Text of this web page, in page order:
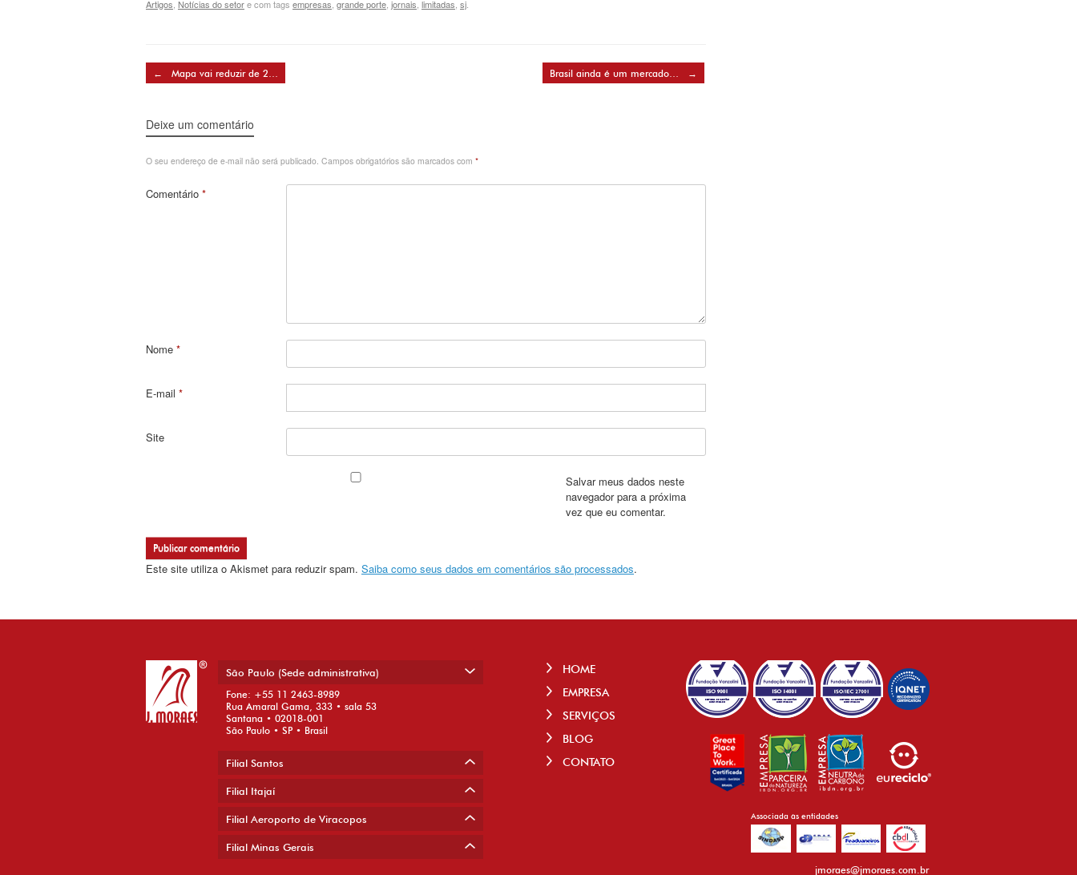
Artigos Notícias do setore com tags empresas grande porte jornais limitadas sj
Post navigation
← Mapa vai reduzir de 2… Brasil ainda é um mercado… →
Deixe um comentário
O seu endereço de e-mail não será publicado. Campos obrigatórios são marcados com *
Comentário *
Nome *
E-mail *
Site
Salvar meus dados neste
navegador para a próxima
vez que eu comentar.
Este site utiliza o Akismet para reduzir spam. Saiba como seus dados em comentários são processados.
São Paulo (Sede administrativa)
Fone: +55 11 2463-8989
Rua Amaral Gama, 333 • sala 53
Santana • 02018-001
São Paulo • SP • Brasil
Filial Santos
Filial Itajaí
Filial Aeroporto de Viracopos
Filial Minas Gerais
HOME
EMPRESA
SERVIÇOS
BLOG
CONTATO
Associada às entidades
jmoraes@jmoraes.com.br